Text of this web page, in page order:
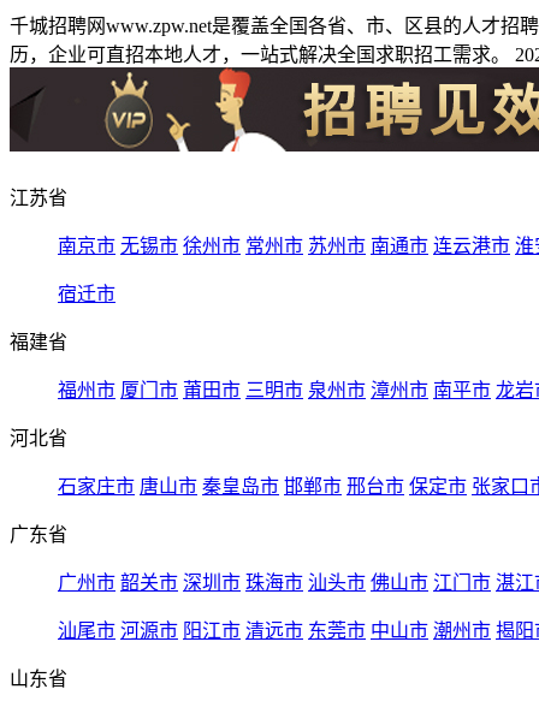
千城招聘网www.zpw.net是覆盖全国各省、市、区县的人才
历，企业可直招本地人才，一站式解决全国求职招工需求。
江苏省
南京市 无锡市 徐州市 常州市 苏州市 南通市 连云港市 淮
宿迁市
福建省
福州市 厦门市 莆田市 三明市 泉州市 漳州市 南平市 龙岩
河北省
石家庄市 唐山市 秦皇岛市 邯郸市 邢台市 保定市 张家口
广东省
广州市 韶关市 深圳市 珠海市 汕头市 佛山市 江门市 湛江
汕尾市 河源市 阳江市 清远市 东莞市 中山市 潮州市 揭阳
山东省